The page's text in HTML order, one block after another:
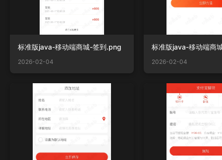
标准版java-移动端商城-签到.png
2026-02-04 2026-02-04